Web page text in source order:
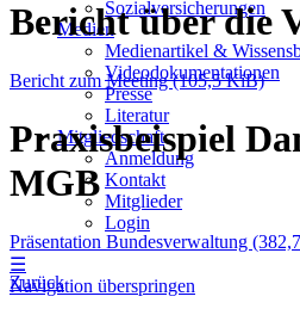
Sozialversicherungen
Medien
Medienartikel &
Videodokumentationen
Presse
Literatur
Mitgliedschaft
Anmeldung
Kontakt
Mitglieder
Login
☰
Navigation überspringen
Bericht über die
Bericht zum Meeting(105,5 KiB)
Praxisbeispiel
MGB
Präsentation Bundesverwaltung
Zurück